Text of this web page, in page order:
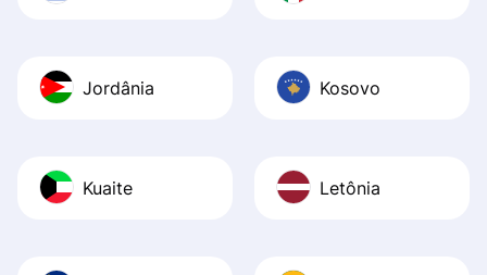
Jordânia Kosovo
Kuaite Letônia